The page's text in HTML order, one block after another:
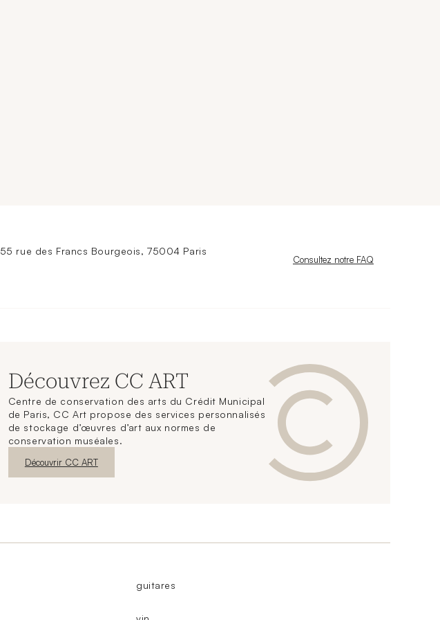
55 rue des Francs Bourgeois, 75004 Paris
Nouvelle fenêtre
Consultez notre FAQ
Découvrez CC ART
Centre de conservation des arts du Crédit Municipal
de Paris, CC Art propose des services personnalisés
de stockage d’œuvres d’art aux normes de
conservation muséales.
Nouvelle fenêtre
Découvrir CC ART
guitares